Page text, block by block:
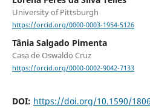
University of Pittsburgh
https://orcid.org/0000-0003-1954-5126
Tânia Salgado Pimenta
Casa de Oswaldo Cruz
https://orcid.org/0000-0002-9042-7133
DOI: https://doi.org/10.1590/